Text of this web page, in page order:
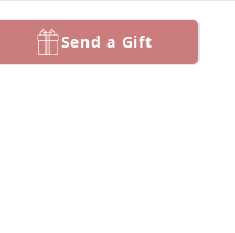
Send a Gift